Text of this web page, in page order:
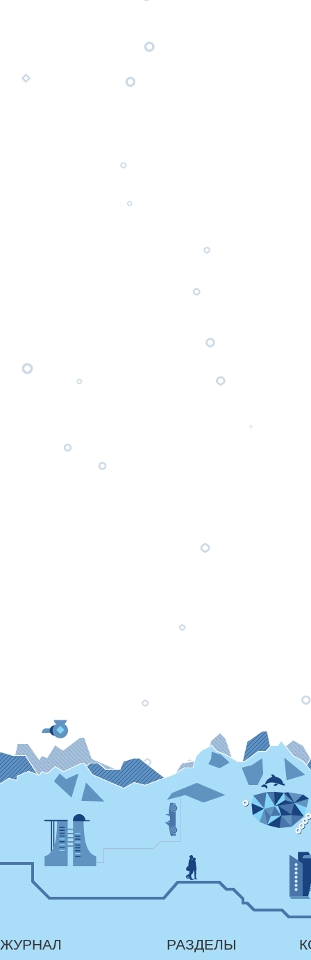
ЖУРНАЛ РАЗДЕЛЫ